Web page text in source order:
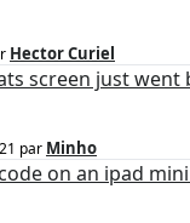
Hector Curiel
screen just went
par Minho
on an ipad